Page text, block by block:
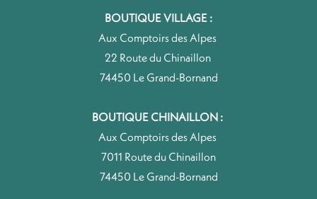
BOUTIQUE VILLAGE :
Aux Comptoirs des Alpes
22 Route du Chinaillon
74450 Le Grand-Bornand
BOUTIQUE CHINAILLON :
Aux Comptoirs des Alpes
7011 Route du Chinaillon
74450 Le Grand-Bornand